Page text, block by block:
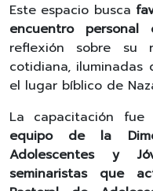
Este espacio busca
encuentro personal
reflexión sobre su
cotidiana, iluminadas
el lugar bíblico de
La capacitación
equipo de la
Adolescentes y
seminaristas que